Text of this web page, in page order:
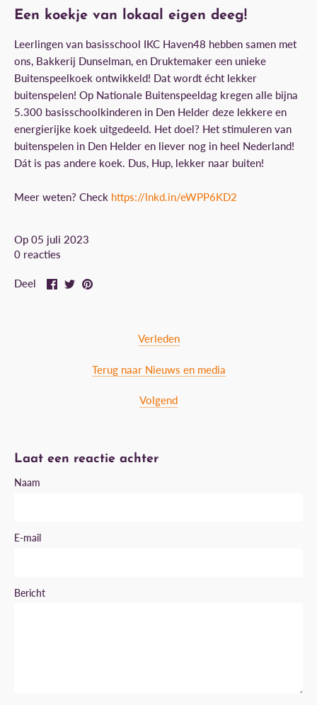
Een koekje van lokaal eigen deeg!
Leerlingen van basisschool IKC Haven48 hebben samen met
ons, Bakkerij Dunselman, en Druktemaker een unieke
Buitenspeelkoek ontwikkeld! Dat wordt écht lekker
buitenspelen! Op Nationale Buitenspeeldag kregen alle bijna
5.300 basisschoolkinderen in Den Helder deze lekkere en
energierijke koek uitgedeeld. Het doel? Het stimuleren van
buitenspelen in Den Helder en liever nog in heel Nederland!
Dát is pas andere koek. Dus, Hup, lekker naar buiten!
Meer weten? Check https://lnkd.in/eWPP6KD2
Op 05 juli 2023
0 reacties
Deel DeelTweetPin
Verleden
Terug naar Nieuws en media
Volgend
Laat een reactie achter
Naam
E-mail
Bericht